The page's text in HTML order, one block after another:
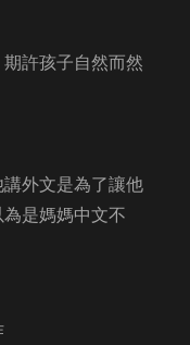
許孩子自然而然
外文是為了讓他
是媽媽中文不